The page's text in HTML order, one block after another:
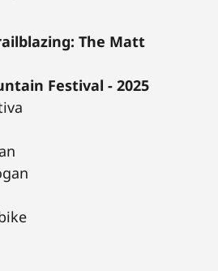
The Matt
Festival - 2025